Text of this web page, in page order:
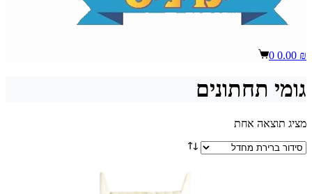
Shopping
0.00 ₪
0
גומי תחתונים
מציג תוצאה אחת